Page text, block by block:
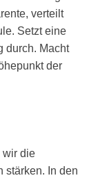
verteilt
Setzt eine
durch. Macht
der
wir die
stärken. In den